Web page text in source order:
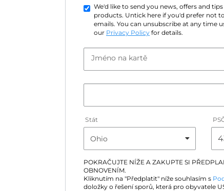
We'd like to send you news, offers and
products. Untick here if you'd prefer not
emails. You can unsubscribe at any time
our Privacy Policy for details.
Jméno na kartě
Stát
POKRAČUJTE NÍŽE A ZAKUPTE SI
OBNOVENÍM.
Kliknutím na "Předplatit" níže souhlasím s
doložky o řešení sporů, která pro obyvatele